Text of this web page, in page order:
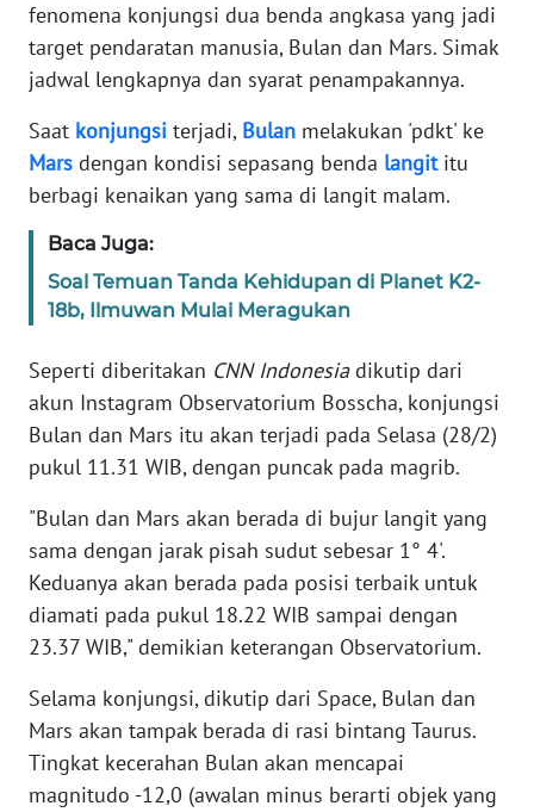
fenomena konjungsi dua benda angkasa yang jadi
target pendaratan manusia, Bulan dan Mars. Simak
jadwal lengkapnya dan syarat penampakannya.
Saat konjungsi terjadi, Bulan melakukan 'pdkt' ke
Mars dengan kondisi sepasang benda langititu
berbagi kenaikan yang sama di langit malam.
Baca Juga:
Soal Temuan Tanda Kehidupan di Planet K2-
18b, Ilmuwan Mulai Meragukan
Seperti diberitakan CNN Indonesiadikutip dari
akun Instagram Observatorium Bosscha, konjungsi
Bulan dan Mars itu akan terjadi pada Selasa (28/2)
pukul 11.31 WIB, dengan puncak pada magrib.
"Bulan dan Mars akan berada di bujur langit yang
sama dengan jarak pisah sudut sebesar 1° 4'.
Keduanya akan berada pada posisi terbaik untuk
diamati pada pukul 18.22 WIB sampai dengan
23.37 WIB," demikian keterangan Observatorium.
Selama konjungsi, dikutip dari Space, Bulan dan
Mars akan tampak berada di rasi bintang Taurus.
Tingkat kecerahan Bulan akan mencapai
magnitudo -12,0 (awalan minus berarti objek yang
EDITORIAL
Informasi
INDEKS
BERITA
KAMI
INFO
TENTANG
KAMI
MEDIA
DISCLAIMER
Wahana